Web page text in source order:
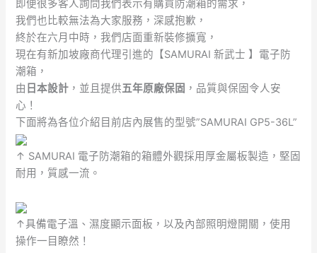
即便很多客人詢問我們表示有購買防潮箱的需求，
我們也比較無法為大家服務，深感抱歉，
終於在六月中時，我們店面重新裝修擴寬，
現在有新加坡廠商代理引進的【SAMURAI 新武士 】電子防
潮箱，
由 日本設計 ，並且提供五年原廠保固 ，品質與保固令人安
心！
下面將為各位介紹目前店內展售的型號”SAMURAI GP5-36L”
↑ SAMURAI 電子防潮箱的箱體外觀採用厚金屬板製造，堅固
耐用，質感一流。
↑具備電子溫、濕度顯示面板，以及內部照明燈開關，使用
操作一目瞭然！